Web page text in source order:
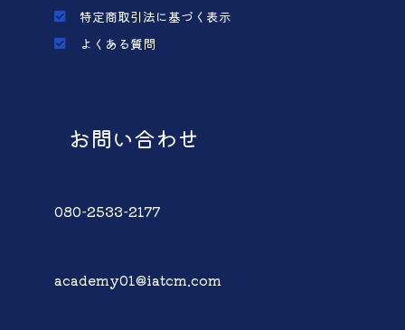
特定商取引法に基づく表示
よくある質問
お問い合わせ
080-2533-2177
academy01@iatcm.com